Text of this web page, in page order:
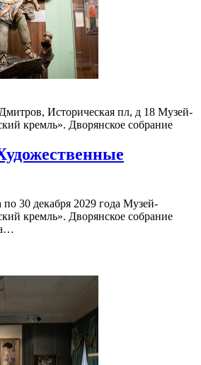
Историческая пл, д 18 Музей-
кремль». Дворянское собрание
по 30 декабря 2029 года Музей-
кремль». Дворянское собрание